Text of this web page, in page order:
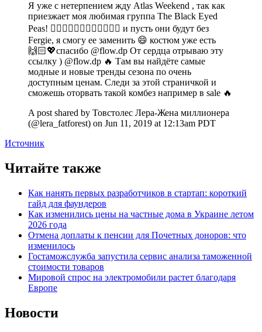
Я уже с нетерпением жду Atlas Weekend , так как
приезжает моя любимая группа The Black Eyed
Peas! 🙆🏻‍♀️🙆🏻‍♀️🙆🏻‍♀️🙆🏻‍♀️ и пусть они будут без
Fergie, я смогу ее заменить 😄 костюм уже есть
🙌🏻💖спасибо @flow.dp От сердца отрываю эту
ссылку ) @flow.dp 🔥 Там вы найдёте самые
модные и новые тренды сезона по очень
доступным ценам. Следи за этой страничкой и
сможешь оторвать такой комбез например в sale 🔥
A post shared by Товстолес Лера-Жена миллионера
(@lera_fatforest) on Jun 11, 2019 at 12:13am PDT
Источник
Читайте также
Как нанять первых разработчиков в стартап: короткий
гайд для фаундеров
Как изменились цены на частные дома в Украине летом
2026 года
Отмена доплаты к пенсии для Почетных доноров: что
изменилось
Гостаможслужба запустила сервис анализа таможенной
стоимости товаров
Мировой спрос на электромобили растет благодаря
Европе
Новости